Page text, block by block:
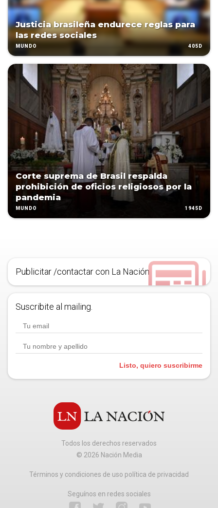
Justicia brasileña endurece reglas para
las redes sociales
MUNDO 405D
Corte suprema de Brasil respalda
prohibición de oficios religiosos por la
pandemia
MUNDO 1945D
Publicitar /contactar con La Nación
Suscribite al mailing.
Listo, quiero suscribirme
Todos los derechos reservados
© 2026 Nación Media
Términos y condiciones de uso política de privacidad
Seguínos en redes sociales